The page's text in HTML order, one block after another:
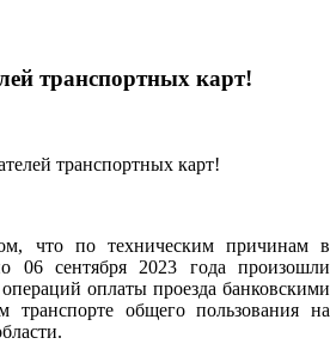
транспортных карт!
что по техническим причинам в
06 сентября 2023 года произошли
оплаты проезда банковскими
транспорте общего пользования на